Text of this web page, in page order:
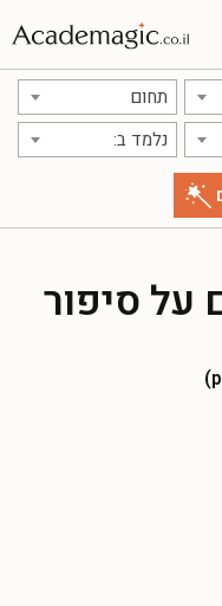
תחום
נלמד ב:
על סיפור